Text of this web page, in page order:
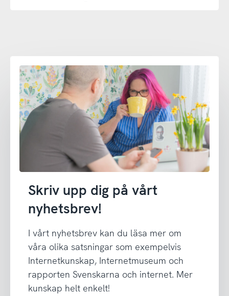
Skriv upp dig på vårt
nyhetsbrev!
I vårt nyhetsbrev kan du läsa mer om
våra olika satsningar som exempelvis
Internetkunskap, Internetmuseum och
rapporten Svenskarna och internet. Mer
kunskap helt enkelt!